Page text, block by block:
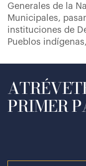
Generales de la
Municipales,
instituciones de
Pueblos
PRIMER